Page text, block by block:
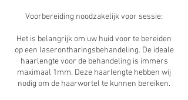
Voorbereiding noodzakelijk voor sessie:
Het is belangrijk om uw huid voor te bereiden
op een laserontharingsbehandeling. De ideale
haarlengte voor de behandeling is immers
maximaal 1mm. Deze haarlengte hebben wij
nodig om de haarwortel te kunnen bereiken.